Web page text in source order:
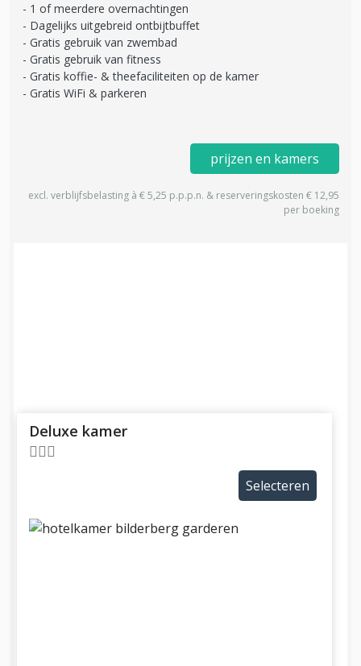
1 of meerdere overnachtingen
Dagelijks uitgebreid ontbijtbuffet
Gratis gebruik van zwembad
Gratis gebruik van fitness
Gratis koffie- & theefaciliteiten op de kamer
Gratis WiFi & parkeren
prijzen en kamers
excl. verblijfsbelasting à € 5,25 p.p.p.n. & reserveringskosten € 12,95
per boeking
Deluxe kamer
Selecteren